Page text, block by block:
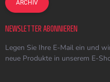
ARCHIV
NEWSLETTER ABONNIEREN
Legen Sie Ihre E-Mail ein und
neue Produkte in unserem E-